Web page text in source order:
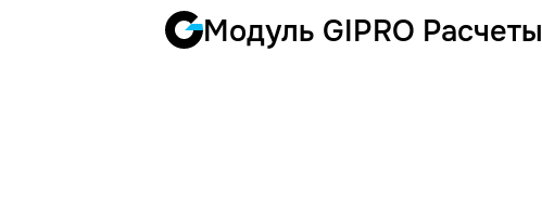
Модуль GIPRO Расчеты